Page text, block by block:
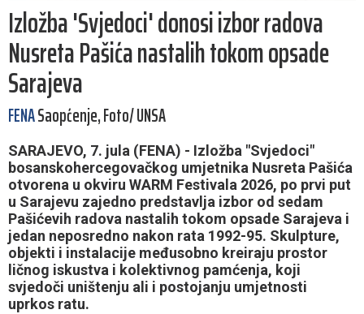
Izložba 'Svjedoci' donosi izbor radova
Nusreta Pašića nastalih tokom opsade
Sarajeva
FENASaopćenje, Foto/ UNSA
SARAJEVO, 7. jula (FENA) - Izložba "Svjedoci"
bosanskohercegovačkog umjetnika Nusreta Pašića
otvorena u okviru WARM Festivala 2026, po prvi put
u Sarajevu zajedno predstavlja izbor od sedam
Pašićevih radova nastalih tokom opsade Sarajeva i
jedan neposredno nakon rata 1992-95. Skulpture,
objekti i instalacije međusobno kreiraju prostor
ličnog iskustva i kolektivnog pamćenja, koji
svjedoči uništenju ali i postojanju umjetnosti
uprkos ratu.